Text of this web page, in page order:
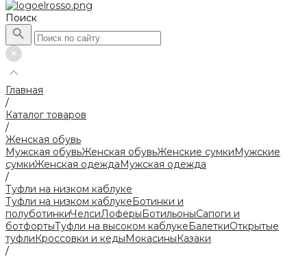
Поиск
Главная
/
Каталог товаров
/
Женская обувь
Мужская обувьЖенская обувьЖенские сумкиМужские
сумкиЖенская одеждаМужская одежда
/
Туфли на низком каблуке
Туфли на низком каблукеБотинки и
полуботинкиЧелсиЛоферыБотильоныСапоги и
ботфортыТуфли на высоком каблукеБалеткиОткрытые
туфлиКроссовки и кедыМокасиныКазаки
/